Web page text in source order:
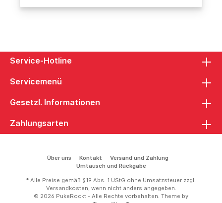
Service-Hotline
Servicemenü
Gesetzl. Informationen
Zahlungsarten
Über uns Kontakt
Versand und Zahlung
Umtausch und Rückgabe
* Alle Preise gemäß §19 Abs. 1 UStG ohne Umsatzsteuer zzgl.
Versandkosten, wenn nicht anders angegeben.
© 2026 PukeRockt - Alle Rechte vorbehalten. Theme by